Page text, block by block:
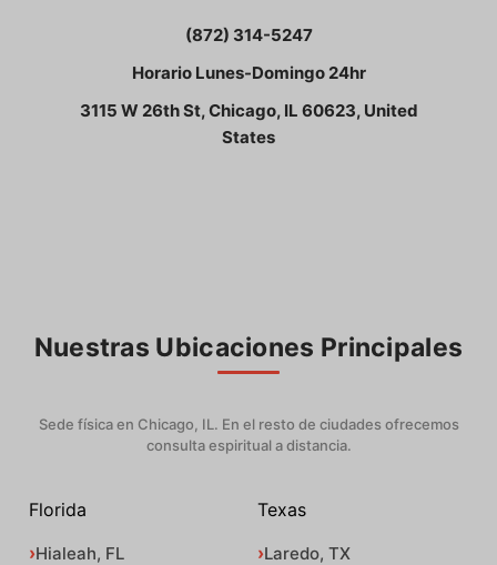
(872) 314-5247
Horario Lunes-Domingo 24hr
3115 W 26th St, Chicago, IL 60623, United
States
Nuestras Ubicaciones Principales
Sede física en Chicago, IL. En el resto de ciudades ofrecemos
consulta espiritual a distancia.
Florida
Hialeah, FL
Texas
Laredo, TX